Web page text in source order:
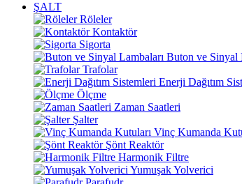
ŞALT
Röleler
Kontaktör
Sigorta
Buton ve Sinyal
Trafolar
Enerji Dağıtım
Ölçme
Zaman Saatleri
Şalter
Vinç Kumanda
Şönt Reaktör
Harmonik Filtre
Yumuşak Yolverici